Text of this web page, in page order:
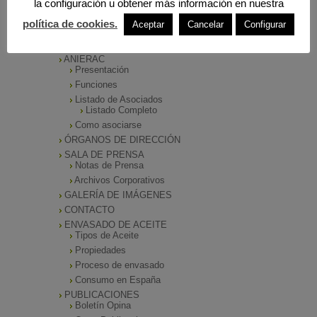
MENÚ PRINCIPAL
ANIERAC
Presentación
Funciones
Listado de Asociados
Listado Completo
Como asociarse
ÓRGANOS DE DIRECCIÓN
SALA DE PRENSA
Notas de Prensa
Archivos Corporativos
GALERÍA DE IMÁGENES
CONTACTO
ENVASADO DE ACEITE
Tipos de Aceite
Propiedades
Proceso de envasado
Consumo en España
PUBLICACIONES
Boletín Opina
la configuración u obtener más información en nuestra
política de cookies.
Aceptar Cancelar Configurar